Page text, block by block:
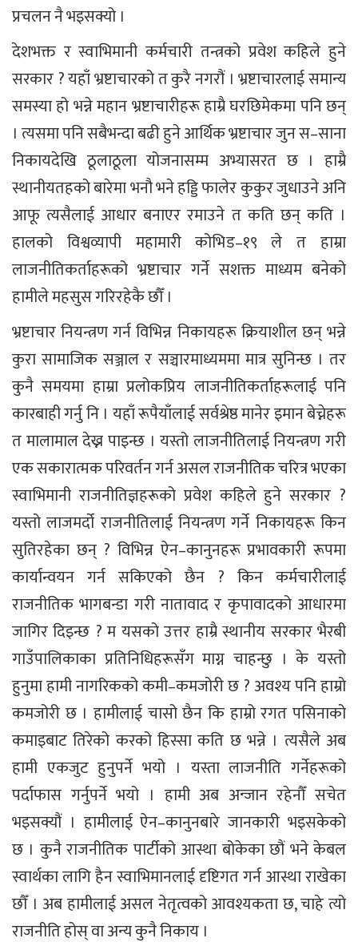
प्रचलन नै भइसक्यो ।
देशभक्त र स्वाभिमानी कर्मचारी तन्त्रको प्रवेश कहिले हुने
सरकार ? यहाँ भ्रष्टाचारको त कुरै नगरौं । भ्रष्टाचारलाई समान्य
समस्या हो भन्ने महान भ्रष्टाचारीहरू हाम्रै घरछिमेकमा पनि छन्
। त्यसमा पनि सबैभन्दा बढी हुने आर्थिक भ्रष्टाचार जुन स–साना
निकायदेखि ठूलाठूला योजनासम्म अभ्यासरत छ । हाम्रै
स्थानीयतहको बारेमा भनौ भने हड्डि फालेर कुकुर जुधाउने अनि
आफू त्यसैलाई आधार बनाएर रमाउने त कति छन् कति ।
हालको विश्वव्यापी महामारी कोभिड–१९ ले त हाम्रा
लाजनीतिकर्ताहरूको भ्रष्टाचार गर्ने सशक्त माध्यम बनेको
हामीले महसुस गरिरहेकै छौँ ।
भ्रष्टाचार नियन्त्रण गर्न विभिन्न निकायहरू क्रियाशील छन् भन्ने
कुरा सामाजिक सञ्जाल र सञ्चारमाध्यममा मात्र सुनिन्छ । तर
कुनै समयमा हाम्रा प्रलोकप्रिय लाजनीतिकर्ताहरूलाई पनि
कारबाही गर्नु नि । यहाँ रूपैयाँलाई सर्वश्रेष्ठ मानेर इमान बेच्नेहरू
त मालामाल देख्न पाइन्छ । यस्तो लाजनीतिलाई नियन्त्रण गरी
एक सकारात्मक परिवर्तन गर्न असल राजनीतिक चरित्र भएका
स्वाभिमानी राजनीतिज्ञहरूको प्रवेश कहिले हुने सरकार ?
यस्तो लाजमर्दो राजनीतिलाई नियन्त्रण गर्ने निकायहरू किन
सुतिरहेका छन् ? विभिन्न ऐन–कानुनहरू प्रभावकारी रूपमा
कार्यान्वयन गर्न सकिएको छैन ? किन कर्मचारीलाई
राजनीतिक भागबन्डा गरी नातावाद र कृपावादको आधारमा
जागिर दिइन्छ ? म यसको उत्तर हाम्रै स्थानीय सरकार भैरबी
गाउँपालिकाका प्रतिनिधिहरूसँग माग्न चाहन्छु । के यस्तो
हुनुमा हामी नागरिकको कमी–कमजोरी छ ? अवश्य पनि हाम्रो
कमजोरी छ । हामीलाई चासो छैन कि हाम्रो रगत पसिनाको
कमाइबाट तिरेको करको हिस्सा कति छ भन्ने । त्यसैले अब
हामी एकजुट हुनुपर्ने भयो । यस्ता लाजनीति गर्नेहरूको
पर्दाफास गर्नुपर्ने भयो । हामी अब अन्जान रहेनौँ सचेत
भइसक्यौं । हामीलाई ऐन–कानुनबारे जानकारी भइसकेको
छ । कुनै राजनीतिक पार्टीको आस्था बोकेका छौं भने केबल
स्वार्थका लागि हैन स्वाभिमानलाई दृष्टिगत गर्न आस्था राखेका
छौँ । अब हामीलाई असल नेतृत्वको आवश्यकता छ, चाहे त्यो
राजनीति होस् वा अन्य कुनै निकाय ।